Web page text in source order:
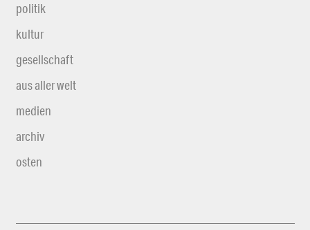
politik
kultur
gesellschaft
aus aller welt
medien
archiv
osten